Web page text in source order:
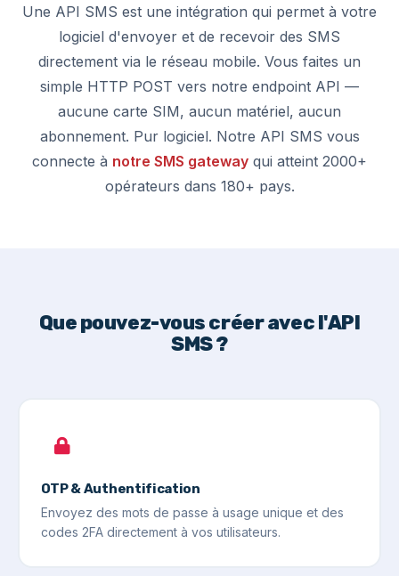
Une API SMS est une intégration qui permet à votre
logiciel d'envoyer et de recevoir des SMS
directement via le réseau mobile. Vous faites un
simple HTTP POST vers notre endpoint API —
aucune carte SIM, aucun matériel, aucun
abonnement. Pur logiciel. Notre API SMS vous
connecte à notre SMS gateway qui atteint 2000+
opérateurs dans 180+ pays.
Que pouvez-vous créer avec l'API
SMS ?
OTP & Authentification
Envoyez des mots de passe à usage unique et des
codes 2FA directement à vos utilisateurs.